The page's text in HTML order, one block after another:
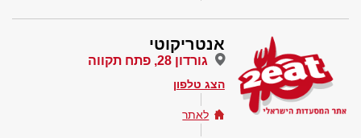
אנטריקוטי
גורדון 28, פתח תקווה
הצג טלפון
לאתר